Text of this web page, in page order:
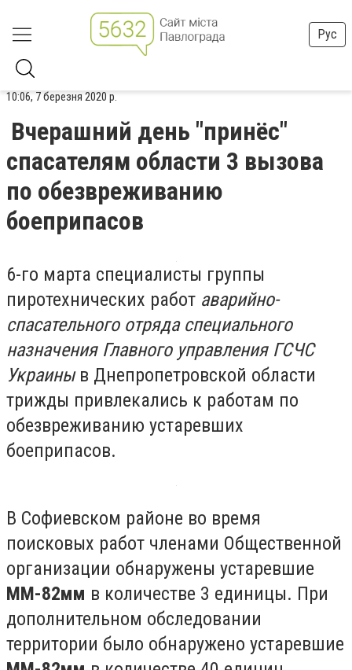
Рус
10:06, 7 березня 2020 р.
Вчерашний день "принёс"
спасателям области 3 вызова
по обезвреживанию
боеприпасов
6-го марта специалисты группы
пиротехнических работ аварийно-
спасательного отряда специального
назначения Главного управления ГСЧС
Украиныв Днепропетровской области
трижды привлекались к работам по
обезвреживанию устаревших
боеприпасов.
В Софиевском районе во время
поисковых работ членами Общественной
организации обнаружены устаревшие
ММ-82мм в количестве 3 единицы. При
дополнительном обследовании
территории было обнаружено устаревшие